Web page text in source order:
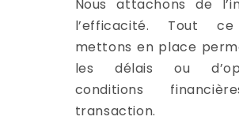
Nous attachons de
l’efficacité. Tout
mettons en place
les délais ou
conditions
transaction.